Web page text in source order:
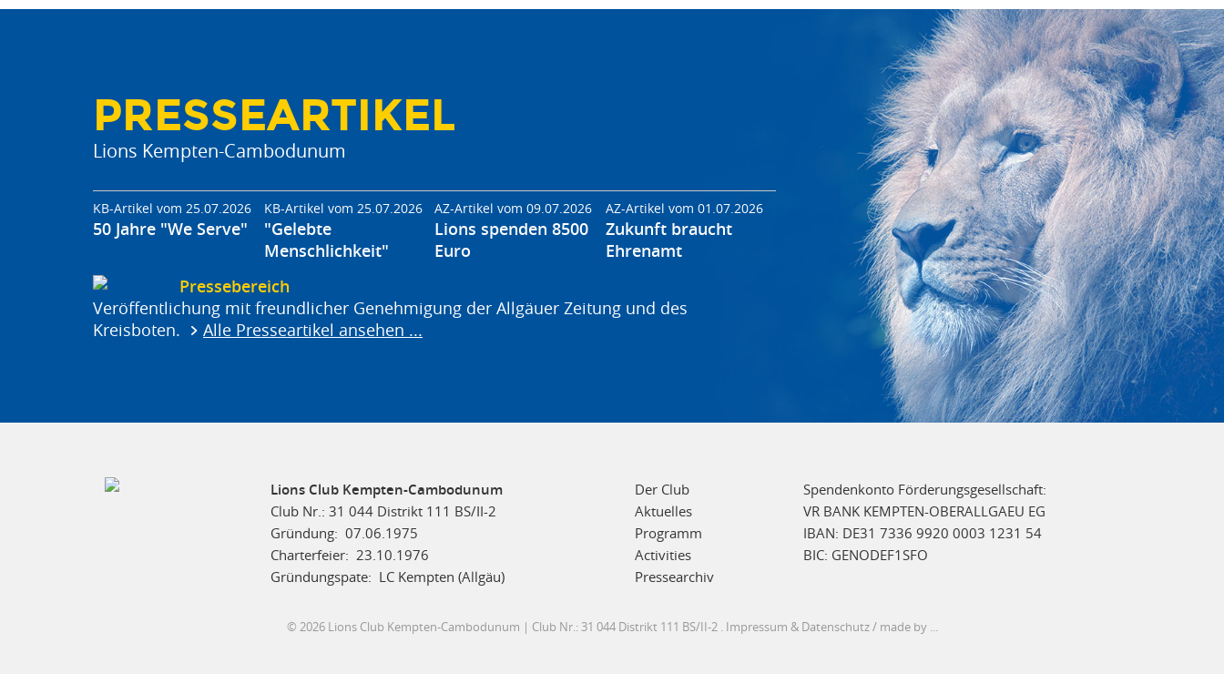
PRESSEARTIKEL
Lions Kempten-Cambodunum
KB-Artikel vom 25.07.2026
50 Jahre "We Serve"
KB-Artikel vom 25.07.2026
"Gelebte
Menschlichkeit"
AZ-Artikel vom 09.07.2026
Lions spenden 8500
Euro
AZ-Artikel vom 01.07.2026
Zukunft braucht
Ehrenamt
Pressebereich
Veröffentlichung mit freundlicher Genehmigung der Allgäuer Zeitung und des
Kreisboten.
Alle Presseartikel ansehen ...
Lions Club Kempten-Cambodunum
Club Nr.: 31 044 Distrikt 111 BS/II-2
Gründung: 07.06.1975
Charterfeier: 23.10.1976
Gründungspate: LC Kempten (Allgäu)
Der Club
Aktuelles
Programm
Activities
Pressearchiv
Spendenkonto Förderungsgesellschaft:
VR BANK KEMPTEN-OBERALLGAEU EG
IBAN: DE31 7336 9920 0003 1231 54
BIC: GENODEF1SFO
© 2026 Lions Club Kempten-Cambodunum | Club Nr.: 31 044 Distrikt 111 BS/II-2 . Impressum & Datenschutz/ made by ...